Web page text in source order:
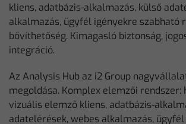
kliens, adatbázis-alkalmazás, külső
alkalmazás, ügyfél igényekre szabható
bővíthetőség. Kimagasló biztonság,
integráció.
Az Analysis Hub az i2 Group
megoldása. Komplex elemzői rendszer:
vizuális elemző kliens, adatbázis-
adatelérések, webes alkalmazás,